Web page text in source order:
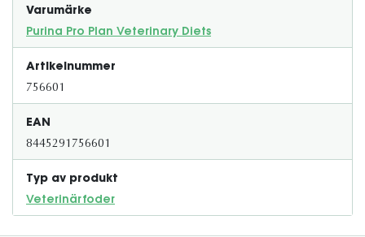
Varumärke
Purina Pro Plan Veterinary Diets
Artikelnummer
756601
EAN
8445291756601
Typ av produkt
Veterinärfoder